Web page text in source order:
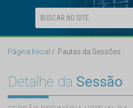
Página Inicial Pautas da Sessões
Detalhe da Sessão